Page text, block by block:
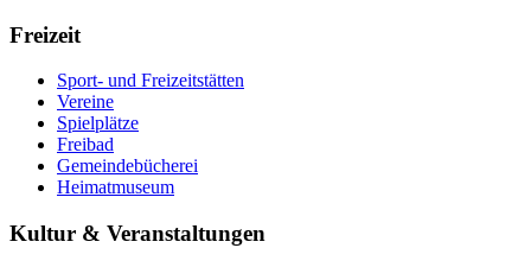
Freizeit
Sport- und Freizeitstätten
Vereine
Spielplätze
Freibad
Gemeindebücherei
Heimatmuseum
Kultur & Veranstaltungen